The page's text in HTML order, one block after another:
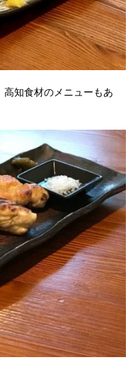
高知食材のメニューもあ